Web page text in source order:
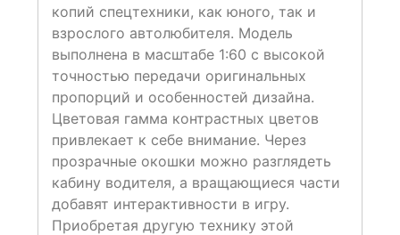
копий спецтехники, как юного, так и
взрослого автолюбителя. Модель
выполнена в масштабе 1:60 с высокой
точностью передачи оригинальных
пропорций и особенностей дизайна.
Цветовая гамма контрастных цветов
привлекает к себе внимание. Через
прозрачные окошки можно разглядеть
кабину водителя, а вращающиеся части
добавят интерактивности в игру.
Приобретая другую технику этой